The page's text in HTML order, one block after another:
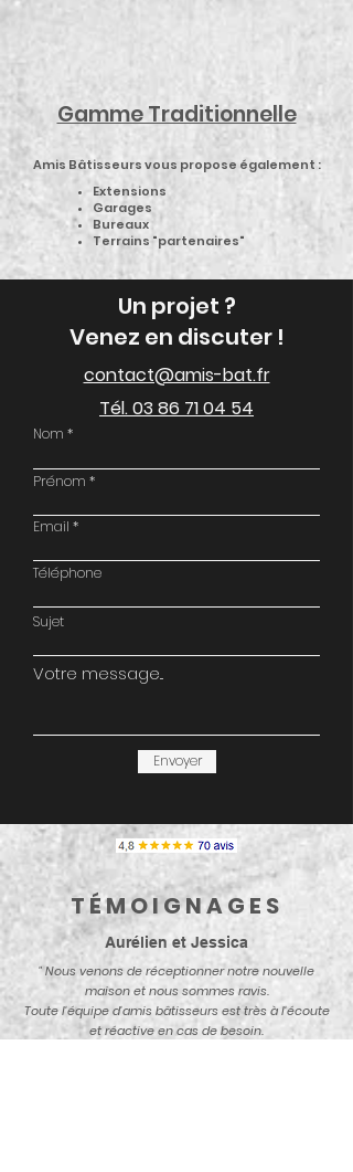
Gamme Traditionnelle
Amis Bâtisseurs vous propose également :
Extensions
Garages
Bureaux
Terrains "partenaires"
Un projet ?
Venez en discuter !
contact@amis-bat.fr
Tél. 03 86 71 04 54
Nom
Prénom
Email
Téléphone
Sujet
Votre message...
Envoyer
TÉMOIGNAGES
Aurélien et Jessica
" Nous venons de réceptionner notre nouvelle
maison et nous sommes ravis.
Toute l'équipe d'amis bâtisseurs est très à l'écoute
et réactive en cas de besoin.